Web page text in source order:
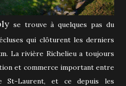
se trouve à quelques pas du
qui clôturent les derniers
La rivière Richelieu a toujours
et commerce important entre
St-Laurent, et ce depuis les